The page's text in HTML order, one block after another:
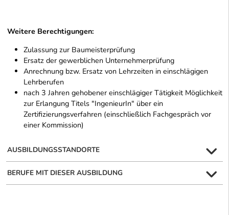
Weitere Berechtigungen:
Zulassung zur Baumeisterprüfung
Ersatz der gewerblichen Unternehmerprüfung
Anrechnung bzw. Ersatz von Lehrzeiten in einschlägigen
Lehrberufen
nach 3 Jahren gehobener einschlägiger Tätigkeit Möglichkeit
zur Erlangung Titels "IngenieurIn" über ein
Zertifizierungsverfahren (einschließlich Fachgespräch vor
einer Kommission)
AUSBILDUNGSSTANDORTE
BERUFE MIT DIESER AUSBILDUNG